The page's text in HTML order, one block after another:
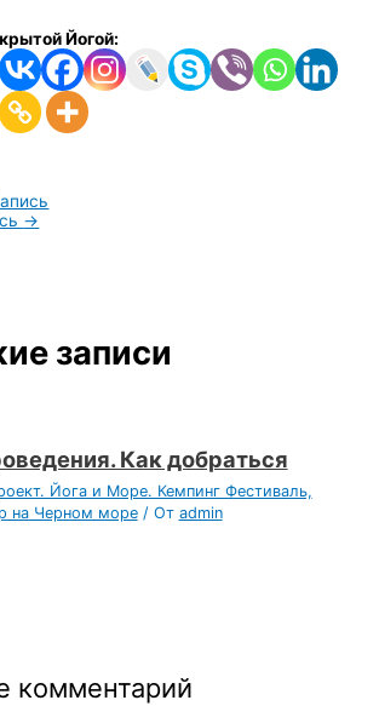
Йогой:
→
записи
Как добраться
Йога и Море. Кемпинг Фестиваль,
на Черном море/ От admin
комментарий